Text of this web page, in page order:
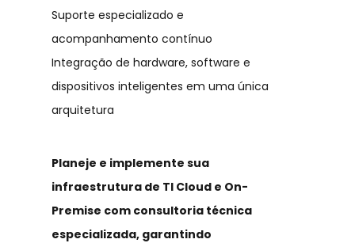
Suporte especializado e
acompanhamento contínuo
Integração de hardware, software e
dispositivos inteligentes em uma única
arquitetura
Planeje e implemente sua
infraestrutura de TI Cloud e On-
Premise com consultoria técnica
especializada, garantindo